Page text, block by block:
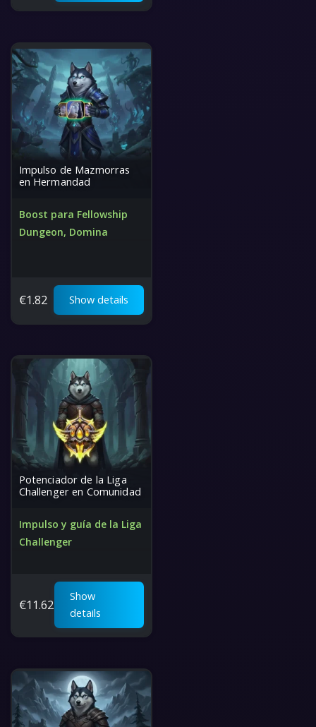
Mejor Precio
Impulso de Mazmorras
en Hermandad
Boost para Fellowship
Dungeon, Domina
El mejor precio del mundo
€1.82 Show details
Potenciador de la Liga
Challenger en Comunidad
Impulso y guía de la Liga
Challenger
Rápido, seguro, el mejor
precio del mundo
€11.62
Show
details